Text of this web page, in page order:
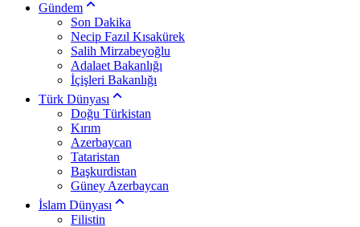
Gündem
Son Dakika
Necip Fazıl Kısakürek
Salih Mirzabeyoğlu
Adalaet Bakanlığı
İçişleri Bakanlığı
Türk Dünyası
Doğu Türkistan
Kırım
Azerbaycan
Tataristan
Başkurdistan
Güney Azerbaycan
İslam Dünyası
Filistin